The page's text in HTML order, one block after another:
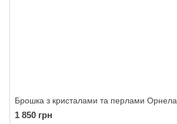
Брошка з кристалами та перлами Орнела
1 850 грн